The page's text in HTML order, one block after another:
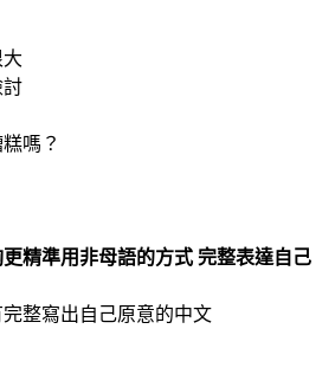
討
嗎？
更精準用非母語的方式 完整表達自己
整寫出自己原意的中文